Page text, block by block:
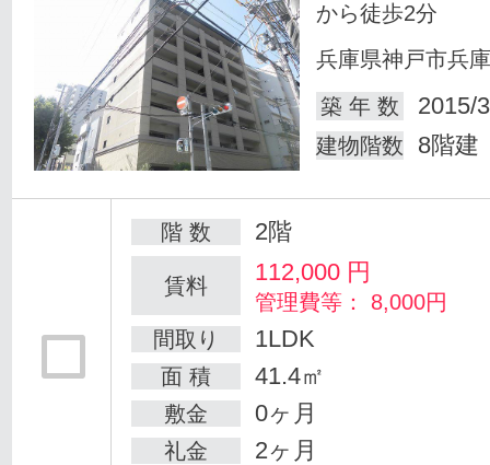
から徒歩2分
兵庫県神戸市兵
築 年 数
2015/
建物階数 8階建
階 数 2階
賃料 112,000 円
管理費等： 8,000円
間取り
1LDK
面 積 41.4㎡
敷金 0ヶ月
礼金 2ヶ月